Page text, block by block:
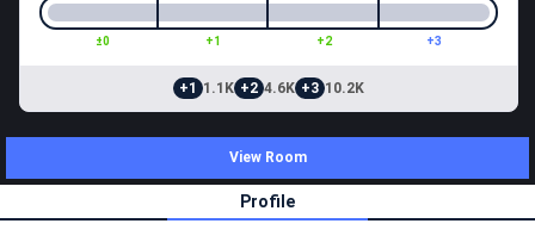
±0 +1 +2 +3
+1 1.1K +2 4.6K +3 10.2K
View Room
Profile